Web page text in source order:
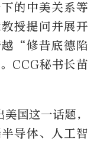
的中美关系等
授提问并展开
越“修昔底德陷
CCG秘书长苗
国这一话题，
导体、人工智